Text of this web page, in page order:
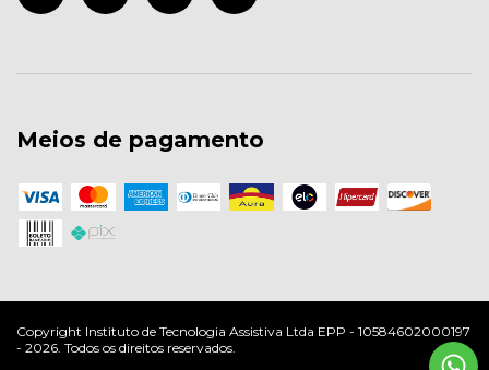
Meios de pagamento
Copyright Instituto de Tecnologia Assistiva Ltda EPP - 10584602000197
- 2026. Todos os direitos reservados.